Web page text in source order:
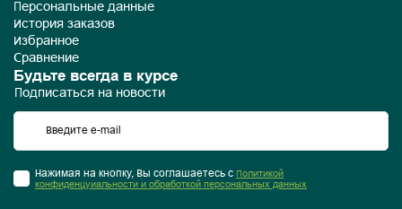
Персональные данные
История заказов
Избранное
Сравнение
Будьте всегда в курсе
Подписаться на новости
Нажимая на кнопку, Вы соглашаетесь с Политикой
конфиденцуиальности и обработкой персональных данных